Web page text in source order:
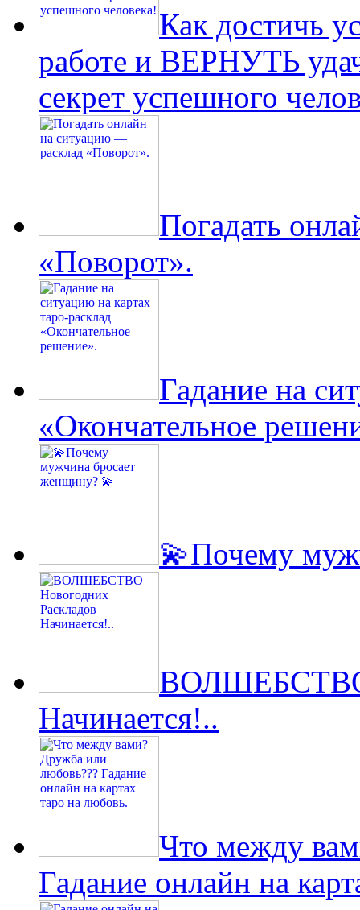
Как достичь
работе и ВЕРНУТЬ
секрет успешного
Погадать
«Поворот».
Гадание на
«Окончательное
💫Почему
ВОЛШЕБСТВО
Начинается!..
Что между
Гадание онлайн на